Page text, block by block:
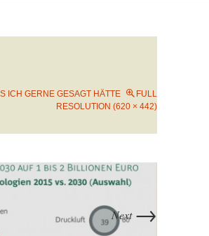
ICH GERNE GESAGT HÄTTE
FULL
RESOLUTION (620 × 442)
Next →